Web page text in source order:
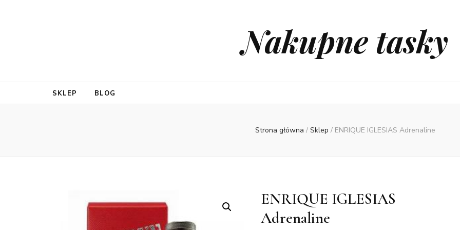
Nakupne tasky
SKLEP BLOG
Strona główna / Sklep / ENRIQUE IGLESIAS Adrenaline
ENRIQUE IGLESIAS
Adrenaline